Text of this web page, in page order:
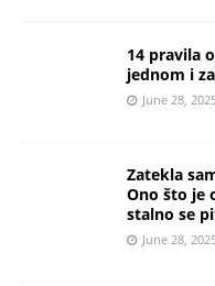
14 pravila
jednom i
June 28,
Zatekla
Ono što je
stalno se
June 28,